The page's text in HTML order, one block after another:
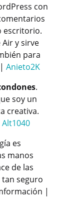
con
escritorio.
Air y sirve
para
Anieto2K
.
soy un
creativa.
Alt1040
es
manos
de las
tan seguro
|